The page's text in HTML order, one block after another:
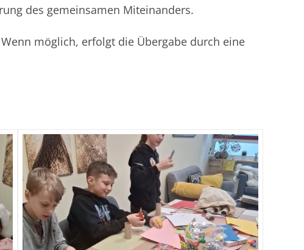
des gemeinsamen Miteinanders.
möglich, erfolgt die Übergabe durch eine